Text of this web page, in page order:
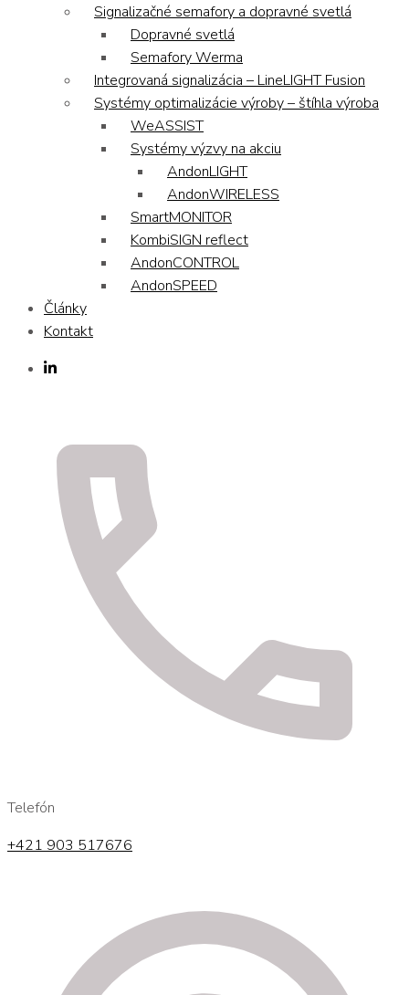
Signalizačné semafory a dopravné svetlá
Dopravné svetlá
Semafory Werma
Integrovaná signalizácia – LineLIGHT Fusion
Systémy optimalizácie výroby – štíhla výroba
WeASSIST
Systémy výzvy na akciu
AndonLIGHT
AndonWIRELESS
SmartMONITOR
KombiSIGN reflect
AndonCONTROL
AndonSPEED
Články
Kontakt
Telefón
+421 903 517676